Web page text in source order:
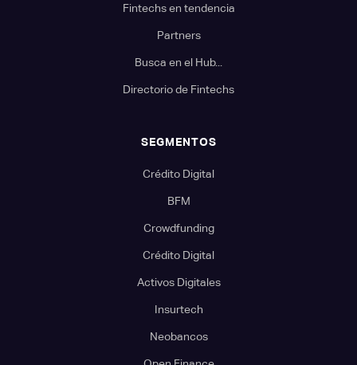
Fintechs en tendencia
Partners
Busca en el Hub...
Directorio de Fintechs
SEGMENTOS
Crédito Digital
BFM
Crowdfunding
Crédito Digital
Activos Digitales
Insurtech
Neobancos